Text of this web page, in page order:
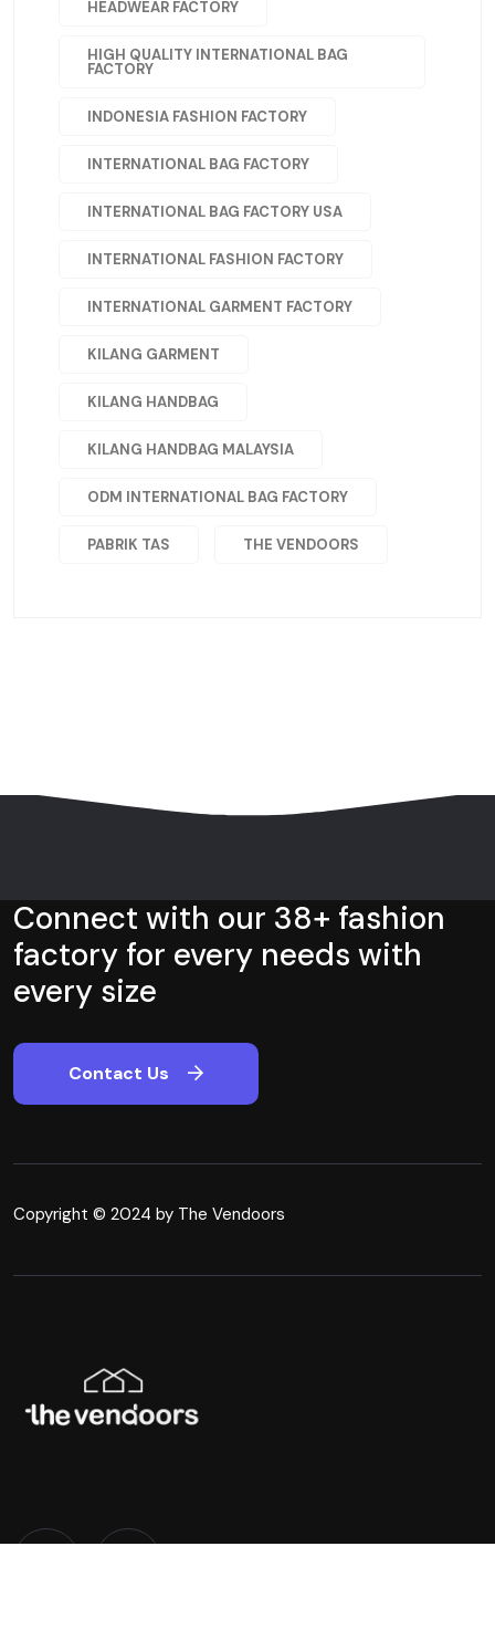
HEADWEAR FACTORY
HIGH QUALITY INTERNATIONAL BAG
FACTORY
INDONESIA FASHION FACTORY
INTERNATIONAL BAG FACTORY
INTERNATIONAL BAG FACTORY USA
INTERNATIONAL FASHION FACTORY
INTERNATIONAL GARMENT FACTORY
KILANG GARMENT
KILANG HANDBAG
KILANG HANDBAG MALAYSIA
ODM INTERNATIONAL BAG FACTORY
PABRIK TAS THE VENDOORS
Connect with our 38+ fashion
factory for every needs with
every size
Contact Us
Copyright © 2024 by The Vendoors